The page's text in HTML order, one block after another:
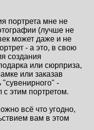
портрета мне не
(лучше не
может даже и не
- а это, в свою
создания
или сюрприза,
или заказав
"сувенирного" -
с этим портретом.
всё что угодно,
вам в этом